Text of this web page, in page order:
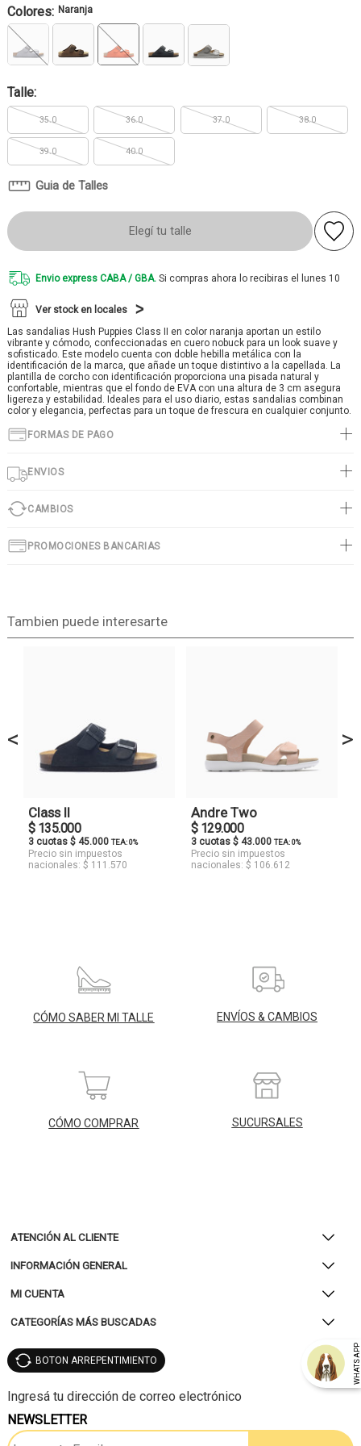
Colores: Naranja
Talle:
35.0 36.0 37.0 38.0
39.0 40.0
Guia de Talles
Elegí tu talle
Envio express CABA / GBA. Si compras ahora lo recibiras el lunes 10
Ver stock en locales
Las sandalias Hush Puppies Class II en color naranja aportan un estilo
vibrante y cómodo, confeccionadas en cuero nobuck para un look suave y
sofisticado. Este modelo cuenta con doble hebilla metálica con la
identificación de la marca, que añade un toque distintivo a la capellada. La
plantilla de corcho con identificación proporciona una pisada natural y
confortable, mientras que el fondo de EVA con una altura de 3 cm asegura
ligereza y estabilidad. Ideales para el uso diario, estas sandalias combinan
color y elegancia, perfectas para un toque de frescura en cualquier conjunto.
FORMAS DE PAGO
ENVIOS
CAMBIOS
PROMOCIONES BANCARIAS
Tambien puede interesarte
<
Class II
$ 135.000
3 cuotas $ 45.000 TEA: 0%
Precio sin impuestos
nacionales: $ 111.570
Andre Two
$ 129.000
3 cuotas $ 43.000 TEA: 0%
Precio sin impuestos
nacionales: $ 106.612
>
CÓMO SABER MI TALLE ENVÍOS & CAMBIOS
CÓMO COMPRAR SUCURSALES
ATENCIÓN AL CLIENTE
INFORMACIÓN GENERAL
MI CUENTA
CATEGORÍAS MÁS BUSCADAS
WHATSAPP
BOTON ARREPENTIMIENTO
NEWSLETTER